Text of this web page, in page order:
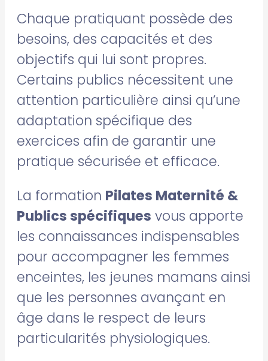
Chaque pratiquant possède des
besoins, des capacités et des
objectifs qui lui sont propres.
Certains publics nécessitent une
attention particulière ainsi qu’une
adaptation spécifique des
exercices afin de garantir une
pratique sécurisée et efficace.
La formation Pilates Maternité &
Publics spécifiques vous apporte
les connaissances indispensables
pour accompagner les femmes
enceintes, les jeunes mamans ainsi
que les personnes avançant en
âge dans le respect de leurs
particularités physiologiques.